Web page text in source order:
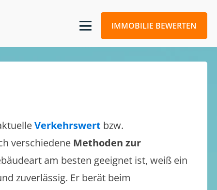
IMMOBILIE BEWERTEN
Verkehrswert bzw.
verschiedene Methoden zur
am besten geeignet ist, weiß ein
zuverlässig. Er berät beim